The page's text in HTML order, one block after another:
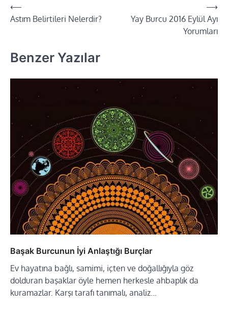
Yazı
dolaşımı
⟵
Astım Belirtileri Nelerdir?
Yay Burcu 2016 Eylül Ayı
Yorumları
⟶
Benzer Yazılar
Başak Burcunun İyi Anlaştığı Burçlar
Ev hayatına bağlı, samimi, içten ve doğallığıyla göz
dolduran başaklar öyle hemen herkesle ahbaplık da
kuramazlar. Karşı tarafı tanımalı, analiz…